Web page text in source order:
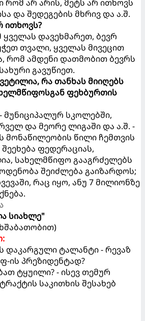
რომ არ არის, მეტს არ ითხოვს
და შედეგების მხრივ და ა.შ.
ითხოვს?
ყველას დავეხმარეთ, ბევრ
თვალი, ყველას მივეცით
რომ ამდენი დათმობით ბევრს
გავუწიეთ.
რა თანხას მიიღებს
ფეხბურთის
მუნიციპალურ სკოლებში,
და მეორე ლიგაში და ა.შ. -
მონაწილეობის წილი ჩემთვის
ფედერაციას,
სახელმწიფო გააგრძელებს
შეიძლება გაიზარდოს;
რაც იყო, ანუ 7 მილიონზე
სიახლე"
დაკარგული ტალანტი - რევაზ
ის პრეზიდენტად?
ტყუილი? - ისევ თემურ
საკითხის შესახებ